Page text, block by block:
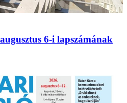
6-i lapszámának